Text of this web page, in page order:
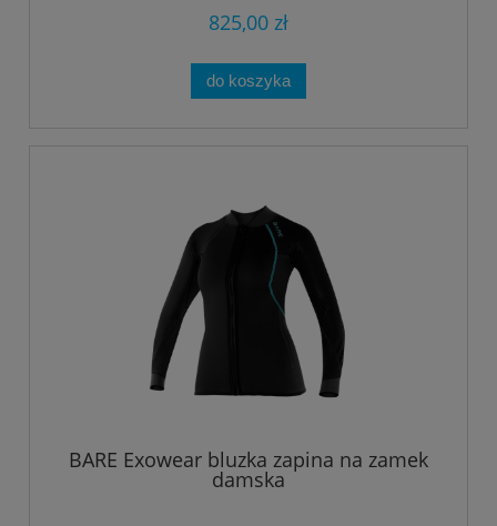
825,00 zł
do koszyka
BARE Exowear bluzka zapina na zamek
damska